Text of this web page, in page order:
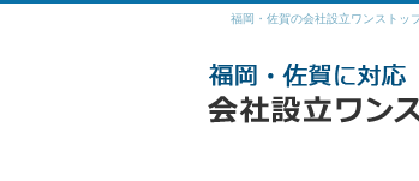
福岡・佐賀の会社設立ワンストッ